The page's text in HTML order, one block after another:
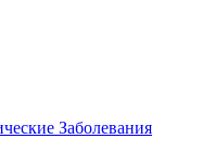
Заболевания